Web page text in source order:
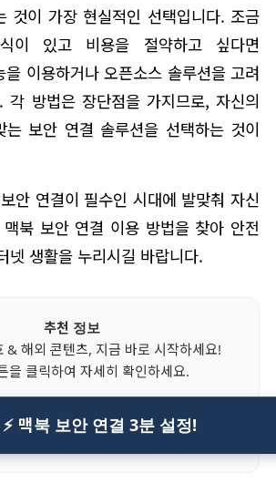
것이 가장 현실적인 선택입니다. 조금
이 있고 비용을 절약하고 싶다면
이용하거나 오픈소스 솔루션을 고려
각 방법은 장단점을 가지므로, 자신의
보안 연결 솔루션을 선택하는 것이
안 연결이 필수인 시대에 발맞춰 자신
북 보안 연결 이용 방법을 찾아 안전
넷 생활을 누리시길 바랍니다.
추천 정보
& 해외 콘텐츠, 지금 바로 시작하세요!
을 클릭하여 자세히 확인하세요.
⚡ 맥북 보안 연결 3분 설정!